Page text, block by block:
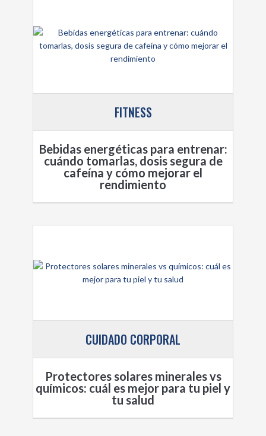
FITNESS
Bebidas energéticas para entrenar:
cuándo tomarlas, dosis segura de
cafeína y cómo mejorar el
rendimiento
CUIDADO CORPORAL
Protectores solares minerales vs
químicos: cuál es mejor para tu piel y
tu salud